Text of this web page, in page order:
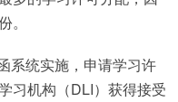
系统实施，申请学习许
习机构（DLI）获得接受